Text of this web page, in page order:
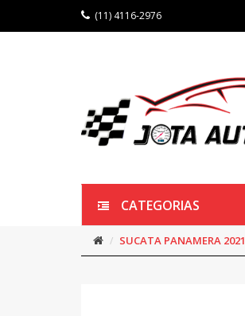
(11) 4116-2976
CATEGORIAS
SUCATA PANAMERA